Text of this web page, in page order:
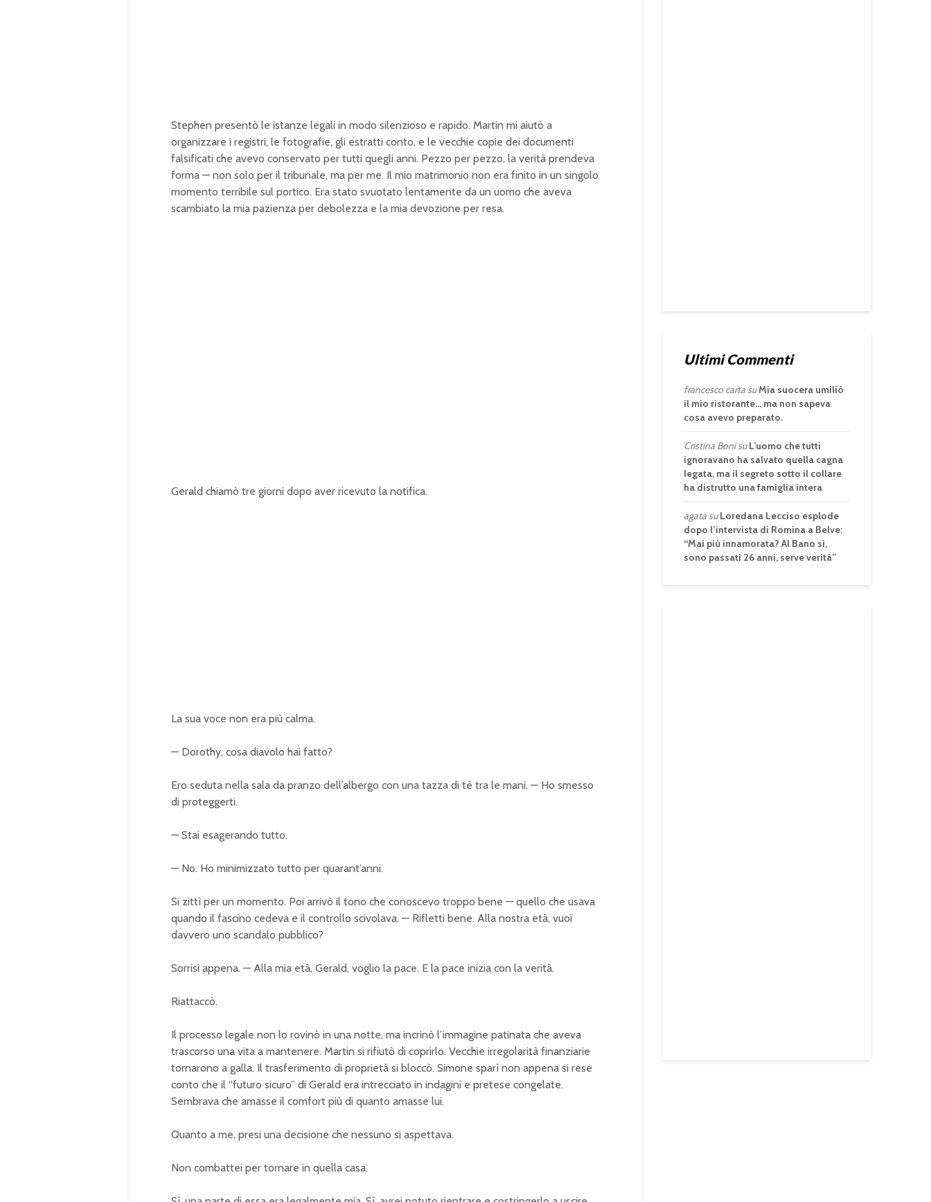
Stephen presentò le istanze legali in modo silenzioso e rapido. Martin mi aiutò a
organizzare i registri, le fotografie, gli estratti conto, e le vecchie copie dei documenti
falsificati che avevo conservato per tutti quegli anni. Pezzo per pezzo, la verità prendeva
forma — non solo per il tribunale, ma per me. Il mio matrimonio non era finito in un singolo
momento terribile sul portico. Era stato svuotato lentamente da un uomo che aveva
scambiato la mia pazienza per debolezza e la mia devozione per resa.
Gerald chiamò tre giorni dopo aver ricevuto la notifica.
La sua voce non era più calma.
— Dorothy, cosa diavolo hai fatto?
Ero seduta nella sala da pranzo dell’albergo con una tazza di tè tra le mani. — Ho smesso
di proteggerti.
— Stai esagerando tutto.
— No. Ho minimizzato tutto per quarant’anni.
Si zittì per un momento. Poi arrivò il tono che conoscevo troppo bene — quello che usava
quando il fascino cedeva e il controllo scivolava. — Rifletti bene. Alla nostra età, vuoi
davvero uno scandalo pubblico?
Sorrisi appena. — Alla mia età, Gerald, voglio la pace. E la pace inizia con la verità.
Riattaccò.
Il processo legale non lo rovinò in una notte, ma incrinò l’immagine patinata che aveva
trascorso una vita a mantenere. Martin si rifiutò di coprirlo. Vecchie irregolarità finanziarie
tornarono a galla. Il trasferimento di proprietà si bloccò. Simone sparì non appena si rese
conto che il “futuro sicuro” di Gerald era intrecciato in indagini e pretese congelate.
Sembrava che amasse il comfort più di quanto amasse lui.
Quanto a me, presi una decisione che nessuno si aspettava.
Non combattei per tornare in quella casa.
Ultimi Commenti
francesco cartasuMia suocera umiliò
il mio ristorante… ma non sapeva
cosa avevo preparato.
Cristina BonisuL’uomo che tutti
ignoravano ha salvato quella cagna
legata, ma il segreto sotto il collare
ha distrutto una famiglia intera
agatasuLoredana Lecciso esplode
dopo l’intervista di Romina a Belve:
“Mai più innamorata? Al Bano sì,
sono passati 26 anni, serve verità”